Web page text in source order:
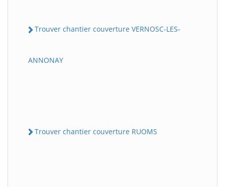
Trouver chantier couverture VERNOSC-LES-
ANNONAY
Trouver chantier couverture RUOMS